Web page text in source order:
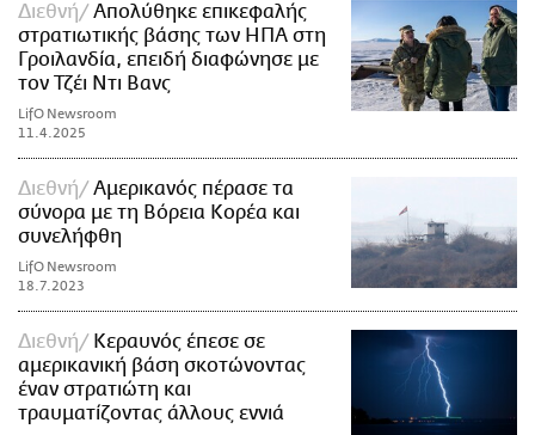
Διεθνή
Απολύθηκε επικεφαλής
στρατιωτικής βάσης των ΗΠΑ στη
Γροιλανδία, επειδή διαφώνησε με
τον Τζέι Ντι Βανς
LifO Newsroom
11.4.2025
Διεθνή
Αμερικανός πέρασε τα
σύνορα με τη Βόρεια Κορέα και
συνελήφθη
LifO Newsroom
18.7.2023
Διεθνή
Κεραυνός έπεσε σε
αμερικανική βάση σκοτώνοντας
έναν στρατιώτη και
τραυματίζοντας άλλους εννιά